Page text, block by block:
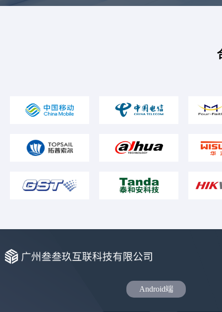
Android端